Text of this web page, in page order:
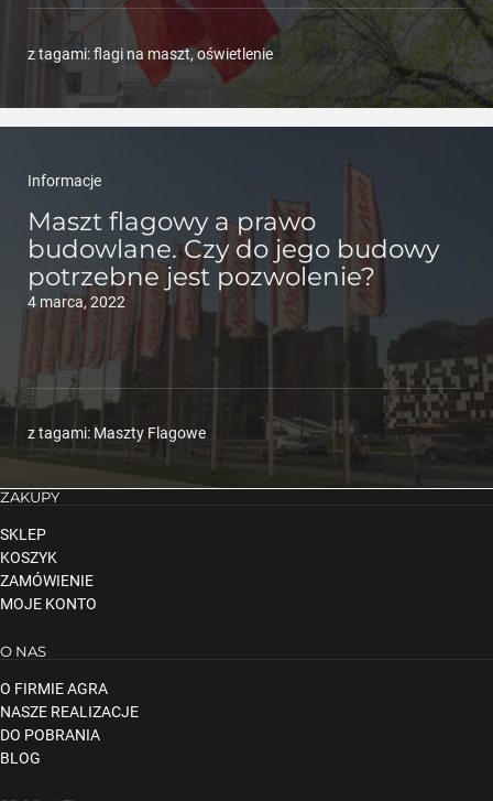
z tagami:flagi na maszt,oświetlenie
Maszt flagowy a prawo
budowlane. Czy do jego budowy
potrzebne jest pozwolenie?
Informacje
4 marca, 2022
z tagami: Maszty Flagowe
ZAKUPY
SKLEP
KOSZYK
ZAMÓWIENIE
MOJE KONTO
O NAS
O FIRMIE AGRA
NASZE REALIZACJE
DO POBRANIA
BLOG